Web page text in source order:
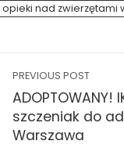
nad zwierzętami
PREVIOUS POST
ADOPTOWANY!
szczeniak do
Warszawa